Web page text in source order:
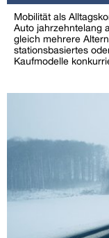
Mobilität als
Auto jahrzehntelang
gleich mehrere
stationsbasiertes
Kaufmodelle